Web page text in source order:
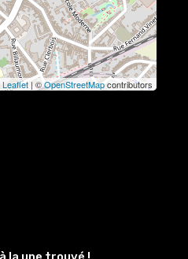
Leaflet| ©OpenStreetMapcontributors